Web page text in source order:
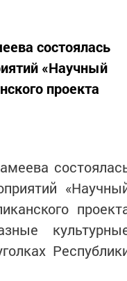
состоялась
«Научный
проекта